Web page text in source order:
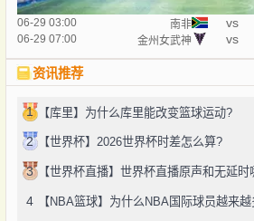
06-29 03:00 南非 vs
06-29 07:00
金州女武神 vs
资讯推荐
1 【库里】为什么库里能改变篮球运动?
2 【世界杯】2026世界杯时差怎么算?
3 【世界杯直播】世界杯直播原声和无延时
4 【NBA篮球】为什么NBA国际球员越来越